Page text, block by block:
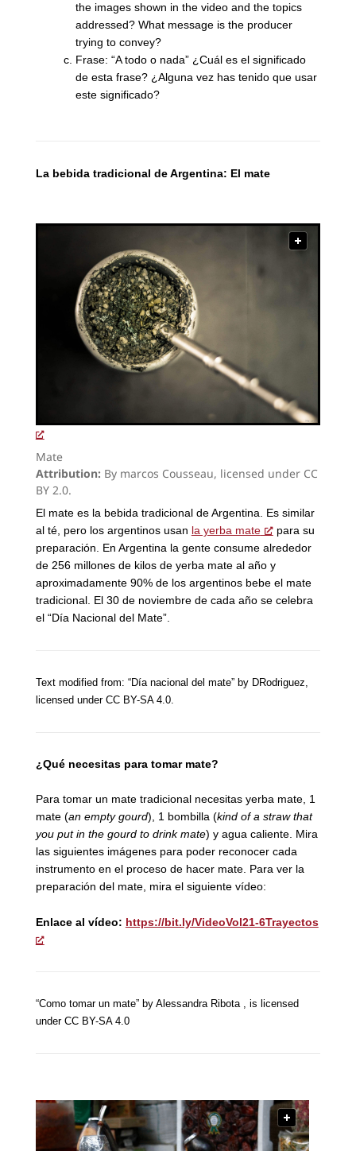
the images shown in the video and the topics
addressed? What message is the producer
trying to convey?
Frase: “A todo o nada” ¿Cuál es el significado
de esta frase? ¿Alguna vez has tenido que usar
este significado?
La bebida tradicional de Argentina: El mate
Mate
Attribution: By marcos Cousseau, licensed under CC
BY 2.0.
El mate es la bebida tradicional de Argentina. Es similar
al té, pero los argentinos usan la yerba mate
para su
preparación. En Argentina la gente consume alrededor
de 256 millones de kilos de yerba mate al año y
aproximadamente 90% de los argentinos bebe el mate
tradicional. El 30 de noviembre de cada año se celebra
el “Día Nacional del Mate”.
Text modified from: “Día nacional del mate” by DRodriguez,
licensed under CC BY-SA 4.0.
¿Qué necesitas para tomar mate?
Para tomar un mate tradicional necesitas yerba mate, 1
mate (an empty gourd), 1 bombilla (kind of a straw that
you put in the gourd to drink mate) y agua caliente. Mira
las siguientes imágenes para poder reconocer cada
instrumento en el proceso de hacer mate. Para ver la
preparación del mate, mira el siguiente vídeo:
Enlace al vídeo: https://bit.ly/VideoVol21-6Trayectos
“Como tomar un mate” by Alessandra Ribota, is licensed
under CC BY-SA 4.0